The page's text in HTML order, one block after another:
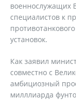
военнослужащих
специалистов к
установок.
Как заявил
совместно с
амбициозный
милллиарда